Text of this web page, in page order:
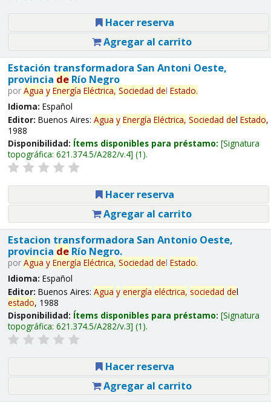
Hacer reserva
Agregar al carrito
Estación transformadora San Antoni Oeste,
provincia deRío Negro
por Agua y Energía Eléctrica, Sociedad del Estado.
Idioma: Español
Editor: Buenos Aires: Agua y Energía Eléctrica, Sociedad del Estado,
1988
Disponibilidad: Ítems disponibles para préstamo: Signatura
topográfica: 621.374.5/A282/v.4 (1).
Hacer reserva
Agregar al carrito
Estacion transformadora San Antonio Oeste,
provincia deRío Negro.
por Agua y Energía Eléctrica, Sociedad del Estado.
Idioma: Español
Editor: Buenos Aires: Agua y energía eléctrica, sociedad del
estado, 1988
Disponibilidad: Ítems disponibles para préstamo: Signatura
topográfica: 621.374.5/A282/v.3 (1).
Hacer reserva
Agregar al carrito